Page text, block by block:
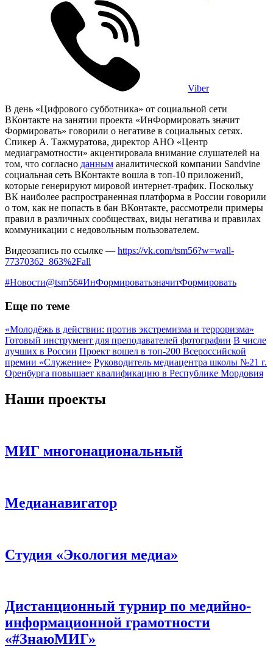
Viber
В день «Цифрового субботника» от социальной сети
ВКонтакте на занятии проекта «ИнФормировать значит
Формировать» говорили о негативе в социальных сетях.
Спикер А. Тажмуратова, директор АНО «Центр
медиаграмотности» акцентировала внимание слушателей на
том, что согласно данным аналитической компании Sandvine
социальная сеть ВКонтакте вошла в топ-10 приложений,
которые генерируют мировой интернет-трафик. Поскольку
ВК наиболее распространенная платформа в России говорили
о том, как не попасть в бан ВКонтакте, рассмотрели примеры
правил в различных сообществах, виды негатива и правилах
коммуникации с недовольным пользователем.
Видеозапись по ссылке — https://vk.com/tsm56?w=wall-
77370362_863%2Fall
#Новости@tsm56#ИнФормироватьзначитФормировать
Еще по теме
«Молодёжь в действии: против экстремизма и терроризма»
Готовый инструмент для преподавателей фотографии В числе
лучших в России Проект вошел в топ-200 Всероссийской
премии «Служение» Руководитель медиацентра школы №21 г.
Оренбурга повышает квалификацию в Республике Мордовия
Наши проекты
МИГ многонациональный
Медианавигатор
Студия «Экология медиа»
Дистанционный турнир по медийно-
информационной грамотности
«#ЗнаюМИГ»